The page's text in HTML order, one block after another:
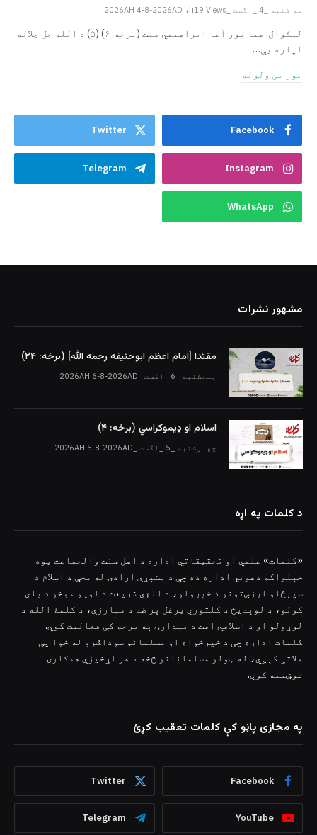
سه شنبه _4 _اگست _2026AH 4-8-2026AD 19 Views
ليکوال: میا نور آغا ابراهيمي ملت (برخه: ۶) (۵) د الله جل جلاله
لپاره یې…
نور یی ولوله
Facebook
Twitter
Instagram
Telegram
WhatsApp
مشهور نشرات
مقتدا [امام اعظم ابوحنیفه رحمه الله‎] (برخه: ۲۴)
پنجشنبه _6 _اگست _2026AH 6-8-2026AD
اسلام او ډیموکراسي (برخه: ۴)
چهارشنبه _5 _اگست _2026AH 5-8-2026AD
د کلمات په اړه
«کلمات» علمي او تحقیقاتي اداره د اهلِ سنت والجماعت یوه
خپلواکه دعوتي اداره ده چې د بشپړې ازادۍ له مخې د اسلام د
سپېڅلو ارزښتونو د خپرولو، د الهي شریعت د لوړو موخو د پلي
کولو، د لوېدیځ د کلتوري یرغل پر ضد د مبارزې، د کلمۀ الله د
لوړولو او د اسلامي امت د بیدارۍ په برخه کې فعالیت کوي.
کلمات اداره چې د خیرخواه او مسلمانو سوداګرو له خوا یې
ملاتړ کېږي، له ټولو مسلمانانو څخه د هر اړخیزې همکارۍ
غوښتنه کوي.
په مجازی پاڼو کې کلمات تعقیب کړئ
Facebook
Twitter
YouTube
Telegram